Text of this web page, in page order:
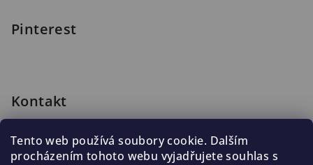
Tento web používá soubory cookie. Dalším
procházením tohoto webu vyjadřujete souhlas s
Pinterest
Kontakt
222 316 990
776 019 998, 602 537 625